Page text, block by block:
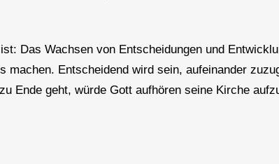
Das Wachsen von Entscheidungen und
Entscheidend wird sein, aufeinander
Ende geht, würde Gott aufhören seine Kirche